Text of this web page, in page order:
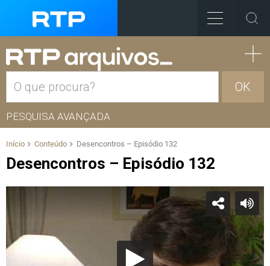
OK
PESQUISA AVANÇADA
Início Conteúdo Desencontros – Episódio 132
Desencontros – Episódio 132